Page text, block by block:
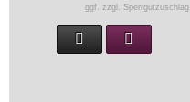
ggf. zzgl. Sperrgutzuschlag